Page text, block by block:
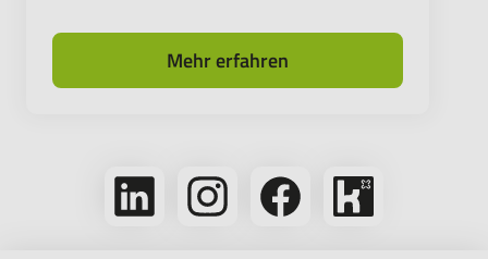
Mehr erfahren
Folge
uns
Folge
uns
Folge
uns
Bikeleasing
auf